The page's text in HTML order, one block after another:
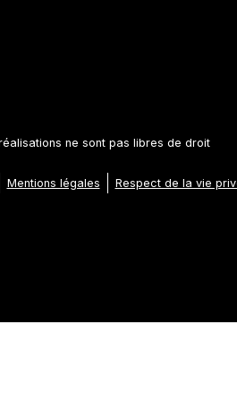
ne sont pas libres de droit
Mentions légales Respect de la vie